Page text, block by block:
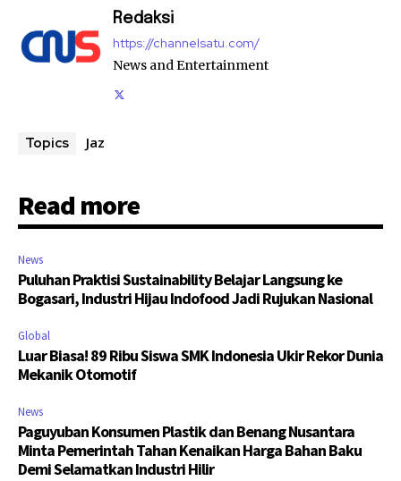
Redaksi
https://channelsatu.com/
News and Entertainment
Topics Jaz
Read more
News
Puluhan Praktisi Sustainability Belajar Langsung ke
Bogasari, Industri Hijau Indofood Jadi Rujukan Nasional
Global
Luar Biasa! 89 Ribu Siswa SMK Indonesia Ukir Rekor Dunia
Mekanik Otomotif
News
Paguyuban Konsumen Plastik dan Benang Nusantara
Minta Pemerintah Tahan Kenaikan Harga Bahan Baku
Demi Selamatkan Industri Hilir